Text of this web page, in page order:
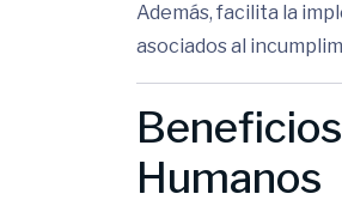
Además, facilita la
asociados al
Humanos